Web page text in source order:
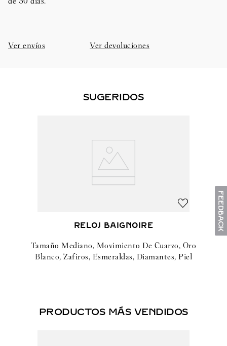
Ver envíos Ver devoluciones
SUGERIDOS
RELOJ BAIGNOIRE
Tamaño Mediano, Movimiento De Cuarzo, Oro
Blanco, Zafiros, Esmeraldas, Diamantes, Piel
PRODUCTOS MÁS VENDIDOS